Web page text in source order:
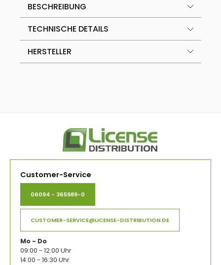
BESCHREIBUNG
TECHNISCHE DETAILS
HERSTELLER
Customer-Service
06094 - 365989-0
CUSTOMER-SERVICE@LICENSE-DISTRIBUTION.DE
Mo - Do
09:00 - 12:00 Uhr
14:00 - 16:30 Uhr